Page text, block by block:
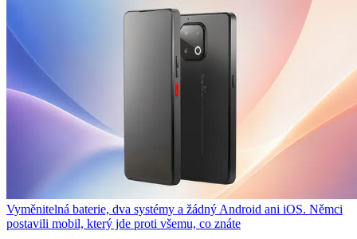
Vyměnitelná baterie, dva systémy a žádný Android ani iOS. Němci
postavili mobil, který jde proti všemu, co znáte